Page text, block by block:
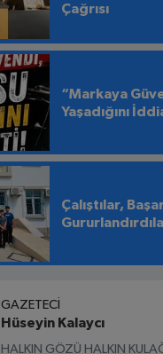
Çağrısı
“Markaya
Yaşadığını
Çalıştılar,
GAZETECI
Hüseyin Kalaycı
HALKIN GÖZÜ HALKIN